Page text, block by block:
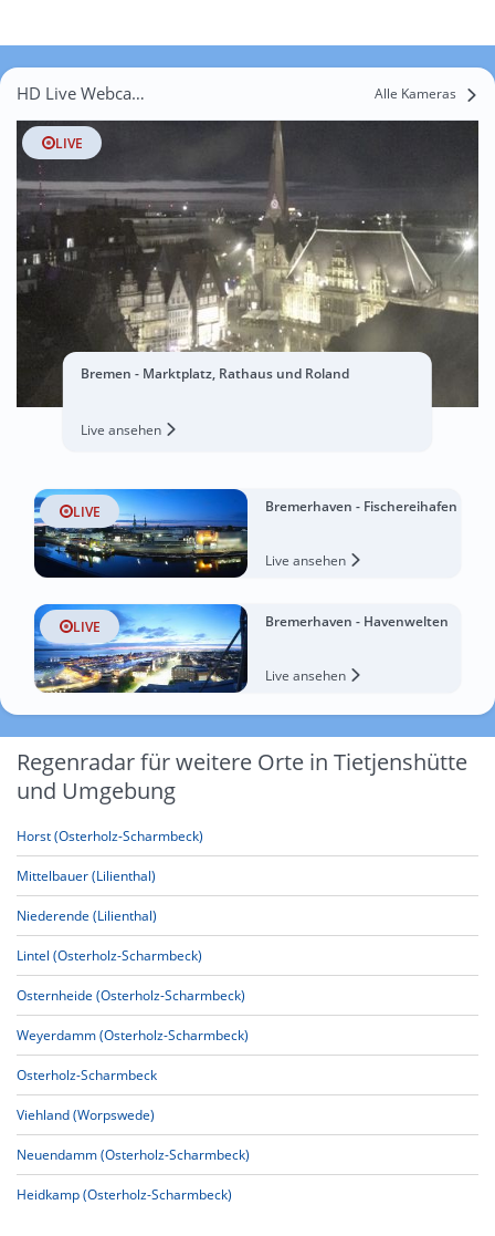
HD Live Webcams Tietjenshütte Alle Kameras
LIVE
Bremen - Marktplatz, Rathaus und Roland
Live ansehen
LIVE Bremerhaven - Fischereihafen
Live ansehen
LIVE Bremerhaven - Havenwelten
Live ansehen
Regenradar für weitere Orte in Tietjenshütte
und Umgebung
Horst (Osterholz-Scharmbeck)
Mittelbauer (Lilienthal)
Niederende (Lilienthal)
Lintel (Osterholz-Scharmbeck)
Osternheide (Osterholz-Scharmbeck)
Weyerdamm (Osterholz-Scharmbeck)
Osterholz-Scharmbeck
Viehland (Worpswede)
Neuendamm (Osterholz-Scharmbeck)
Heidkamp (Osterholz-Scharmbeck)